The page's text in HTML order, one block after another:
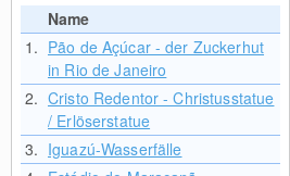
Name
1. Pão de Açúcar - der Zuckerhut
in Rio de Janeiro
2. Cristo Redentor - Christusstatue
/ Erlöserstatue
3. Iguazú-Wasserfälle